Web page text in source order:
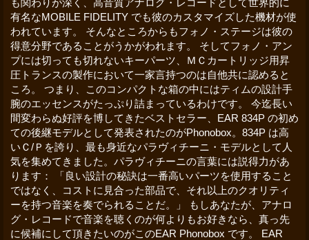
有名なMOBILE FIDELITY でも彼のカスタマイズした機材が使
われています。 そんなところからもフォノ・ステージは彼の
得意分野であることがうかがわれます。 そしてフォノ・アン
プには切っても切れないキーパーツ、ＭＣカートリッジ用昇
圧トランスの製作において一家言持つのは自他共に認めると
ころ。 つまり、このコンパクトな箱の中にはティムの設計手
腕のエッセンスがたっぷり詰まっているわけです。 今迄長い
間変わらぬ好評を博してきたベストセラー、EAR 834P の初め
ての後継モデルとして発表されたのがPhonobox。834P は高
いＣ/Ｐを誇り、最も身近なパラヴィチーニ・モデルとして人
気を集めてきました。パラヴィチーニの言葉には説得力があ
ります： 「良い設計の秘訣は一番高いパーツを使用すること
ではなく、コストに見合った部品で、それ以上のクオリティ
ーを持つ音楽を奏でられることだ。」 もしあなたが、アナロ
グ・レコードで音楽を聴くのが何よりもお好きなら、真っ先
に候補にして頂きたいのがこのEAR Phonobox です。 EAR